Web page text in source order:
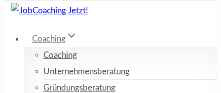
Coaching
Coaching
Unternehmensberatung
Gründungsberatung